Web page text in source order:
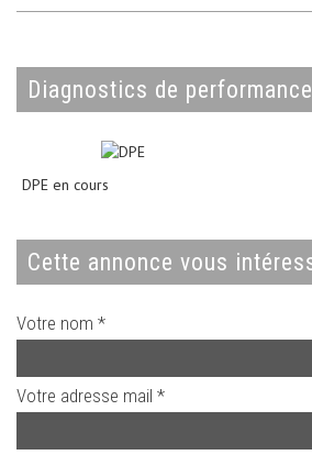
diagnostics de
DPE en cours
cette annonce vous
Votre nom *
Votre adresse mail *